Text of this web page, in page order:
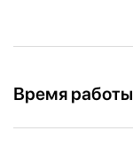
Время работы